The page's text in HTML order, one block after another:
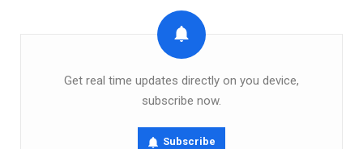
Get real time updates directly on you device,
subscribe now.
Subscribe